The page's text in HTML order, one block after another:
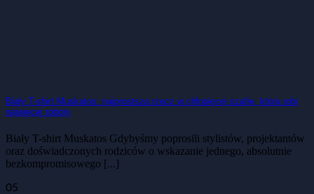
Biały T-shirt Muskatos: najprostsza rzecz w chłopięcej szafie, która robi
najwięcej roboty
Biały T-shirt Muskatos Gdybyśmy poprosili stylistów, projektantów
oraz doświadczonych rodziców o wskazanie jednego, absolutnie
bezkompromisowego [...]
05